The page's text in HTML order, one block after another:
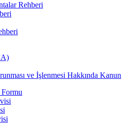
Rehberi
ve İşlenmesi Hakkında Kanun
Formu